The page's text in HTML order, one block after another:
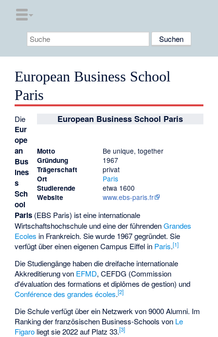
European Business School
Paris
European Business School Paris
Motto Be unique, together
Gründung 1967
Trägerschaft privat
Ort Paris
Studierende etwa 1600
Website www.ebs-paris.fr
Die
Eur
ope
an
Bus
ines
s
Sch
ool
Paris (EBS Paris) ist eine internationale
Wirtschaftshochschule und eine der führendenGrandes
Ecoles in Frankreich. Sie wurde 1967 gegründet. Sie
verfügt über einen eigenen Campus Eiffel in Paris.[1]
Die Studiengänge haben die dreifache internationale
Akkreditierung von EFMD, CEFDG (Commission
d'évaluation des formations et diplômes de gestion) und
Conférence des grandes écoles.[2]
Die Schule verfügt über ein Netzwerk von 9000 Alumni. Im
Ranking der französischen Business-Schools von Le
Figaro liegt sie 2022 auf Platz 33.[3]